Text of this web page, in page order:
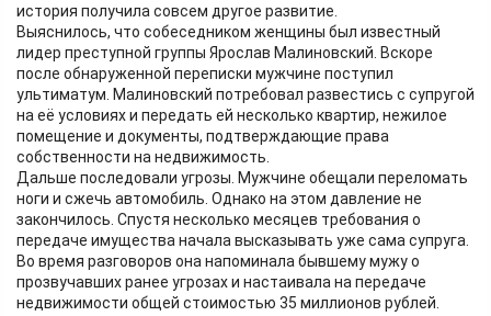
история получила совсем другое развитие.
Выяснилось, что собеседником женщины был известный
лидер преступной группы Ярослав Малиновский. Вскоре
после обнаруженной переписки мужчине поступил
ультиматум. Малиновский потребовал развестись с супругой
на её условиях и передать ей несколько квартир, нежилое
помещение и документы, подтверждающие права
собственности на недвижимость.
Дальше последовали угрозы. Мужчине обещали переломать
ноги и сжечь автомобиль. Однако на этом давление не
закончилось. Спустя несколько месяцев требования о
передаче имущества начала высказывать уже сама супруга.
Во время разговоров она напоминала бывшему мужу о
прозвучавших ранее угрозах и настаивала на передаче
недвижимости общей стоимостью 35 миллионов рублей.